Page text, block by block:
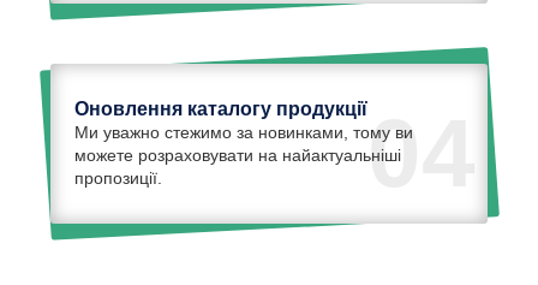
04
Оновлення каталогу продукції
Ми уважно стежимо за новинками, тому ви
можете розраховувати на найактуальніші
пропозиції.